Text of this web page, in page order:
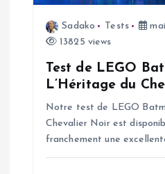
Sadako Tests
13825 views
Test de LEGO
L’Héritage du
Notre test de LEGO
Chevalier Noir est
franchement une